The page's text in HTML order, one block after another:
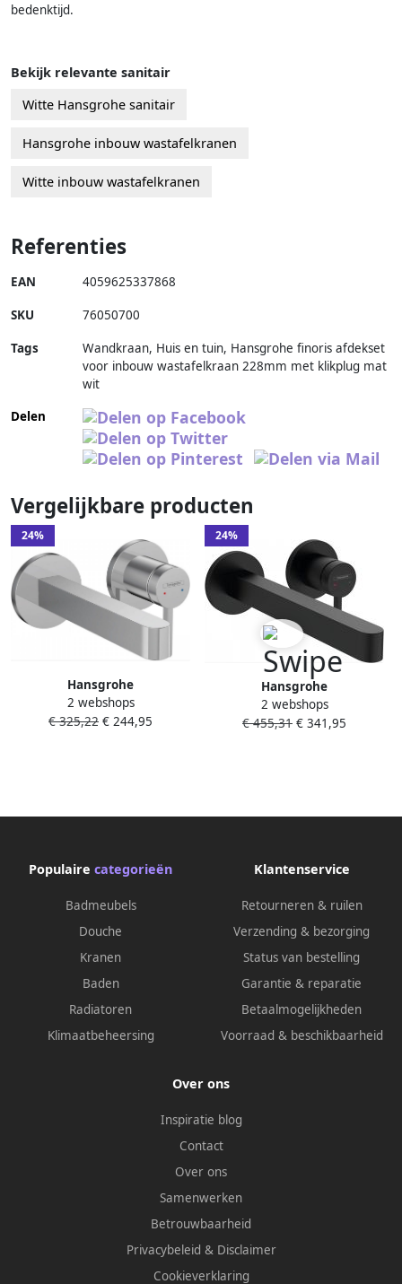
bedenktijd.
Bekijk relevante sanitair
Witte Hansgrohe sanitair
Hansgrohe inbouw wastafelkranen
Witte inbouw wastafelkranen
Referenties
EAN 4059625337868
SKU 76050700
Tags
Wandkraan, Huis en tuin, Hansgrohe finoris afdekset
voor inbouw wastafelkraan 228mm met klikplug mat
wit
Delen
Vergelijkbare producten
24%
Hansgrohe
Wastafelmengkraan Inbouw
Finoris 2-gats 228 MM
2 webshops
€ 325,22 € 244,95
24%
Hansgrohe
Wastafelmengkraan Inbouw
Finoris 2-gats 228 MM
2 webshops
€ 455,31 € 341,95
Populaire categorieën
Badmeubels
Douche
Kranen
Baden
Radiatoren
Klimaatbeheersing
Klantenservice
Retourneren & ruilen
Verzending & bezorging
Status van bestelling
Garantie & reparatie
Betaalmogelijkheden
Voorraad & beschikbaarheid
Over ons
Inspiratie blog
Contact
Over ons
Samenwerken
Betrouwbaarheid
Privacybeleid & Disclaimer
Cookieverklaring